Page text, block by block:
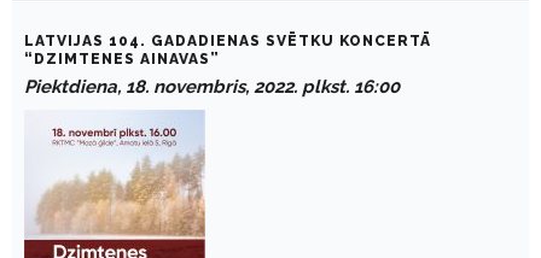
LATVIJAS 104. GADADIENAS SVĒTKU KONCERTĀ
“DZIMTENES AINAVAS”
Piektdiena, 18. novembris, 2022. plkst. 16:00